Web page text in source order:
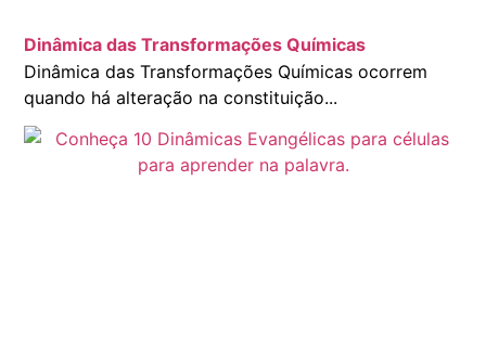
Dinâmica das Transformações Químicas
Dinâmica das Transformações Químicas ocorrem
quando há alteração na constituição...